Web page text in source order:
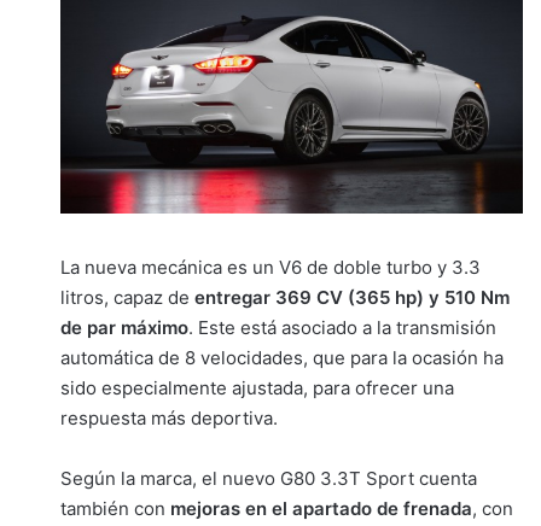
La nueva mecánica es un V6 de doble turbo y 3.3
litros, capaz de entregar 369 CV (365 hp) y 510 Nm
de par máximo. Este está asociado a la transmisión
automática de 8 velocidades, que para la ocasión ha
sido especialmente ajustada, para ofrecer una
respuesta más deportiva.
Según la marca, el nuevo G80 3.3T Sport cuenta
también con mejoras en el apartado de frenada, con